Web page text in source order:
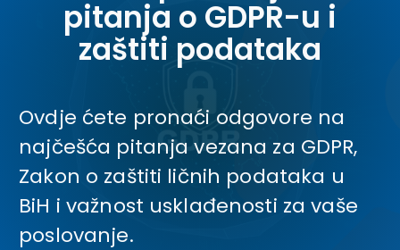
pitanja o GDPR-u i
zaštiti podataka
Ovdje ćete pronaći odgovore na
najčešća pitanja vezana za GDPR,
Zakon o zaštiti ličnih podataka u
BiH i važnost usklađenosti za vaše
poslovanje.